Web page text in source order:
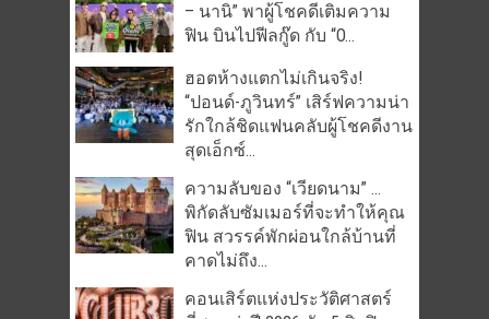
– นานิ” พาผู้โชคดีเติมความ
ฟิน บินไปฟีลกู๊ด กับ “O...
ฮอตห้างแตกไม่เกินจริง!
“ปอนด์-ภูวินทร์” เสิร์ฟความน่า
รักใกล้ชิดแฟนคลับผู้โชคดีงาน
สุดเอ็กซ์...
ความลับของ “เวียดนาม” …
พิกัดลับซัมเมอร์ที่จะทำให้คุณ
ฟิน สวรรค์พักผ่อนใกล้บ้านที่
คาดไม่ถึง...
คอนเสิร์ตแห่งประวัติศาสตร์